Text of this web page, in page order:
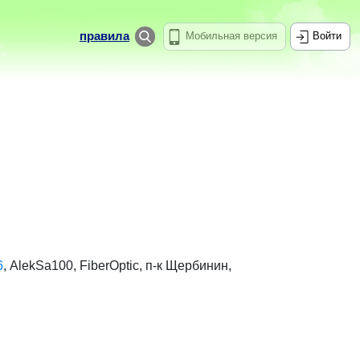
Мобильная версия
правила Войти
, AlekSa100, FiberOptic, п-к Щербинин,